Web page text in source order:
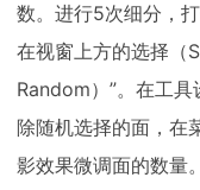
数。进行5次细分，
在视窗上方的选择（
Random）”。在工
除随机选择的面，在
影效果微调面的数量